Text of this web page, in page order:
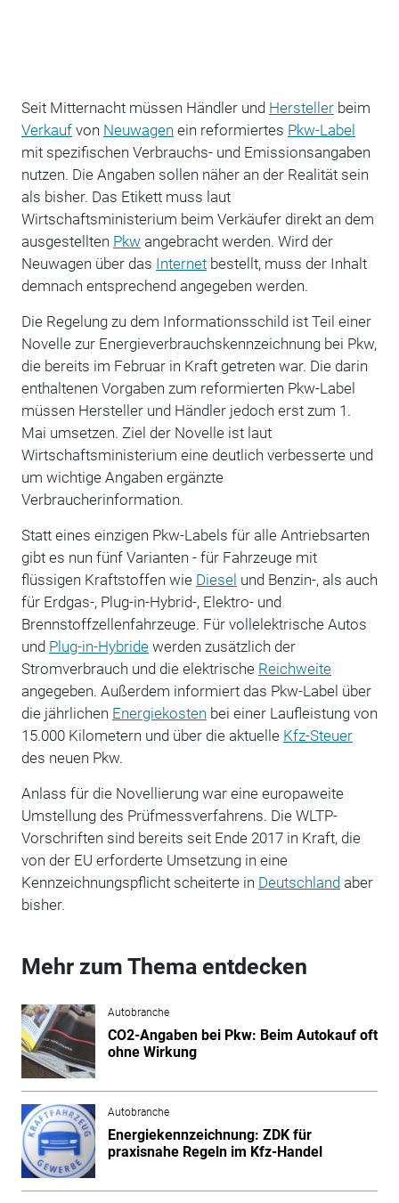
Seit Mitternacht müssen Händler und Herstellerbeim
Verkaufvon Neuwagen ein reformiertes Pkw-Label
mit spezifischen Verbrauchs- und Emissionsangaben
nutzen. Die Angaben sollen näher an der Realität sein
als bisher. Das Etikett muss laut
Wirtschaftsministerium beim Verkäufer direkt an dem
ausgestellten Pkw angebracht werden. Wird der
Neuwagen über das Internetbestellt, muss der Inhalt
demnach entsprechend angegeben werden.
Die Regelung zu dem Informationsschild ist Teil einer
Novelle zur Energieverbrauchskennzeichnung bei Pkw,
die bereits im Februar in Kraft getreten war. Die darin
enthaltenen Vorgaben zum reformierten Pkw-Label
müssen Hersteller und Händler jedoch erst zum 1.
Mai umsetzen. Ziel der Novelle ist laut
Wirtschaftsministerium eine deutlich verbesserte und
um wichtige Angaben ergänzte
Verbraucherinformation.
Statt eines einzigen Pkw-Labels für alle Antriebsarten
gibt es nun fünf Varianten - für Fahrzeuge mit
flüssigen Kraftstoffen wie Diesel und Benzin-, als auch
für Erdgas-, Plug-in-Hybrid-, Elektro- und
Brennstoffzellenfahrzeuge. Für vollelektrische Autos
und Plug-in-Hybridewerden zusätzlich der
Stromverbrauch und die elektrische Reichweite
angegeben. Außerdem informiert das Pkw-Label über
die jährlichen Energiekosten bei einer Laufleistung von
15.000 Kilometern und über die aktuelle Kfz-Steuer
des neuen Pkw.
Anlass für die Novellierung war eine europaweite
Umstellung des Prüfmessverfahrens. Die WLTP-
Vorschriften sind bereits seit Ende 2017 in Kraft, die
von der EU erforderte Umsetzung in eine
Kennzeichnungspflicht scheiterte in Deutschlandaber
bisher.
Mehr zum Thema entdecken
Autobranche
CO2-Angaben bei Pkw: Beim Autokauf oft
ohne Wirkung
Autobranche
Energiekennzeichnung: ZDK für
praxisnahe Regeln im Kfz-Handel